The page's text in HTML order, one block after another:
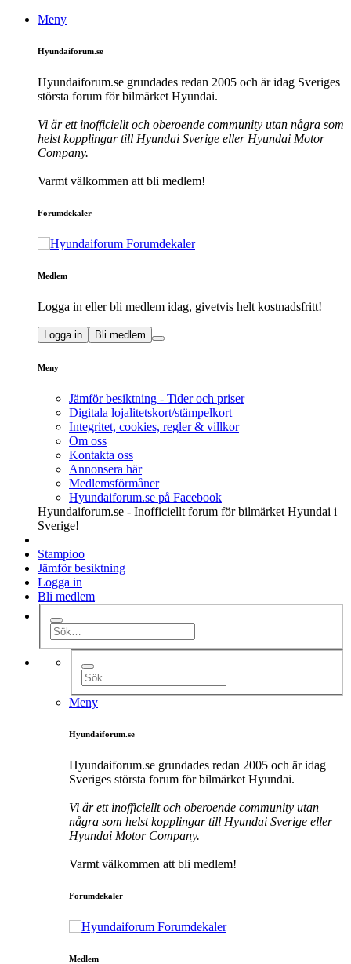
Meny
Hyundaiforum.se
Hyundaiforum.se grundades redan 2005 och är idag Sveriges
största forum för bilmärket Hyundai.
Vi är ett inofficiellt och oberoende community utan några som
helst kopplingar till Hyundai Sverige eller Hyundai Motor
Company.
Varmt välkommen att bli medlem!
Forumdekaler
Medlem
Logga in eller bli medlem idag, givetvis helt kostnadsfritt!
Logga in Bli medlem
Meny
Jämför besiktning - Tider och priser
Digitala lojalitetskort/stämpelkort
Integritet, cookies, regler & villkor
Om oss
Kontakta oss
Annonsera här
Medlemsförmåner
Hyundaiforum.se på Facebook
Hyundaiforum.se - Inofficiellt forum för bilmärket Hyundai i
Sverige!
Stampioo
Jämför besiktning
Logga in
Bli medlem
Meny
Hyundaiforum.se
Hyundaiforum.se grundades redan 2005 och är idag
Sveriges största forum för bilmärket Hyundai.
Vi är ett inofficiellt och oberoende community utan
några som helst kopplingar till Hyundai Sverige eller
Hyundai Motor Company.
Varmt välkommen att bli medlem!
Forumdekaler
Medlem